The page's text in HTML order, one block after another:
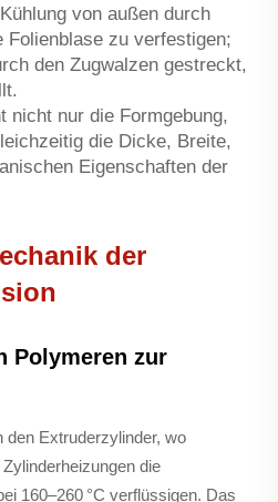
von außen durch
Folienblase zu verfestigen;
den Zugwalzen gestreckt,
nicht nur die Formgebung,
die Dicke, Breite,
Eigenschaften der
der
Polymeren zur
den Extruderzylinder, wo
die
160–260 °C verflüssigen. Das